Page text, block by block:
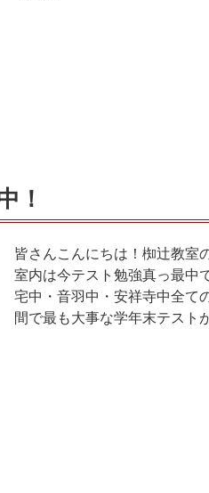
！
皆さんこんにちは！椥辻教室
室内は今テスト勉強真っ最中
宅中・音羽中・安祥寺中全て
間で最も大事な学年末テスト